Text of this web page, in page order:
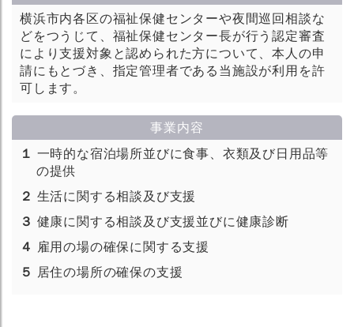
横浜市内各区の福祉保健センターや夜間巡回相談な
どをつうじて、福祉保健センター長が行う認定審査
により支援対象と認められた方について、本人の申
請にもとづき、指定管理者である当施設が利用を許
可します。
事業内容
１ 一時的な宿泊場所並びに食事、衣類及び日用品等
の提供
２ 生活に関する相談及び支援
３ 健康に関する相談及び支援並びに健康診断
４
雇用の場の確保に関する支援
５
居住の場所の確保の支援